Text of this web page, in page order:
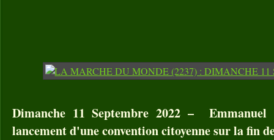
Dimanche 11 Septembre 2022 –
lancement d'une convention citoyenne sur la fin